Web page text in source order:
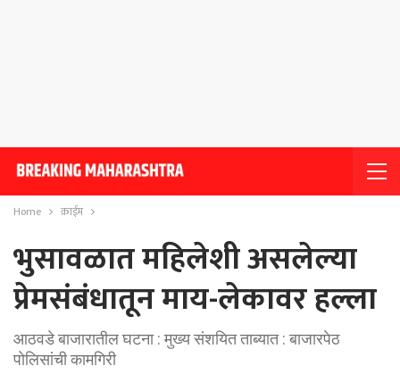
Home क्राईम
भुसावळात महिलेशी असलेल्या
प्रेमसंबंधातून माय-लेकावर हल्ला
आठवडे बाजारातील घटना : मुख्य संशयित ताब्यात : बाजारपेठ
पोलिसांची कामगिरी